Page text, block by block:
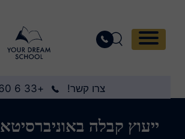
צרו קשר! +33 6 60 64 19 57
ייעוץ קבלה